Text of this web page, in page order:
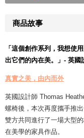
商品故事
「這個創作系列，我想使
出它們的內在美。」- 英
真實之美，由內而外
英國設計師 Thomas
螺椅後，本次再度攜手推
雙方共同進行了一場大型
在美學的家具作品。